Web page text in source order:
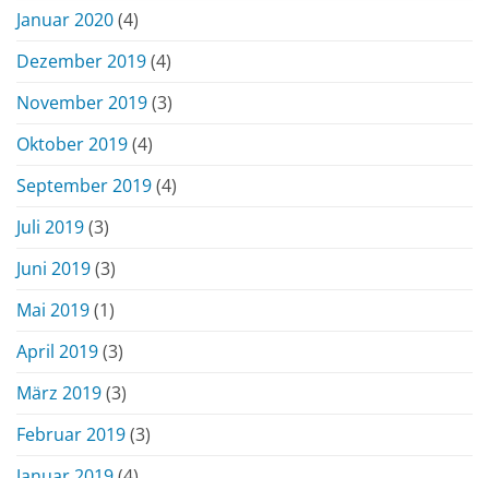
Januar 2020(4)
Dezember 2019(4)
November 2019(3)
Oktober 2019(4)
September 2019(4)
Juli 2019(3)
Juni 2019(3)
Mai 2019(1)
April 2019(3)
März 2019(3)
Februar 2019(3)